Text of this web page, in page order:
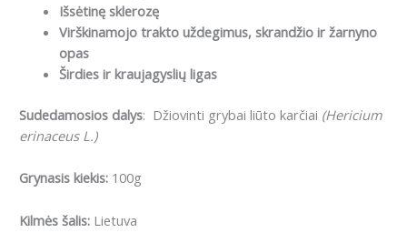
Išsėtinę sklerozę
Virškinamojo trakto uždegimus, skrandžio ir žarnyno
opas
Širdies ir kraujagyslių ligas
Sudedamosios dalys: Džiovinti grybai liūto karčiai (Hericium
erinaceus L.)
Grynasis kiekis: 100g
Kilmės šalis: Lietuva